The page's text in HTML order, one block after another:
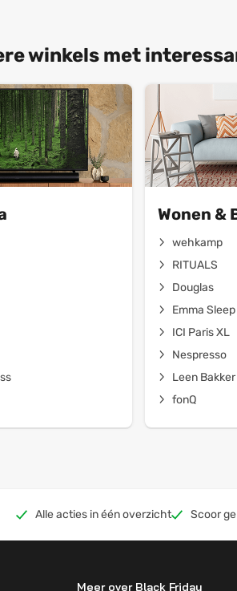
winkels met
Wonen &
wehkamp
RITUALS
Douglas
Emma Sleep
ICI Paris XL
Nespresso
Leen Bakker
fonQ
Alle acties in één overzicht Scoor
Meer over Black Friday